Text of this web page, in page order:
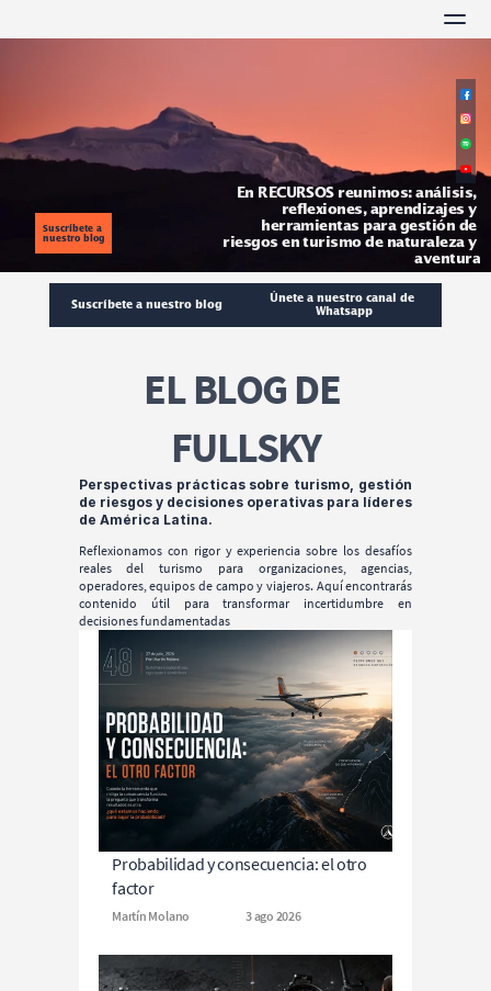
RECURSOS
En RECURSOS reunimos: análisis,
reflexiones, aprendizajes y
herramientas para gestión de
riesgos en turismo de naturaleza y
aventura
Suscríbete a nuestro blog
Únete a nuestro canal de
Whatsapp
EL BLOG DE
FULLSKY
Perspectivas prácticas sobre turismo, gestión
de riesgos y decisiones operativas para líderes
de América Latina.
Reflexionamos con rigor y experiencia sobre los desafíos
reales del turismo para organizaciones, agencias,
operadores, equipos de campo y viajeros. Aquí encontrarás
contenido útil para transformar incertidumbre en
decisiones fundamentadas
Probabilidad y consecuencia: el otro
factor
Martín Molano 3 ago 2026
Suscríbete a
nuestro blog